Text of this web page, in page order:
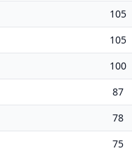
105
105
100
87
78
75